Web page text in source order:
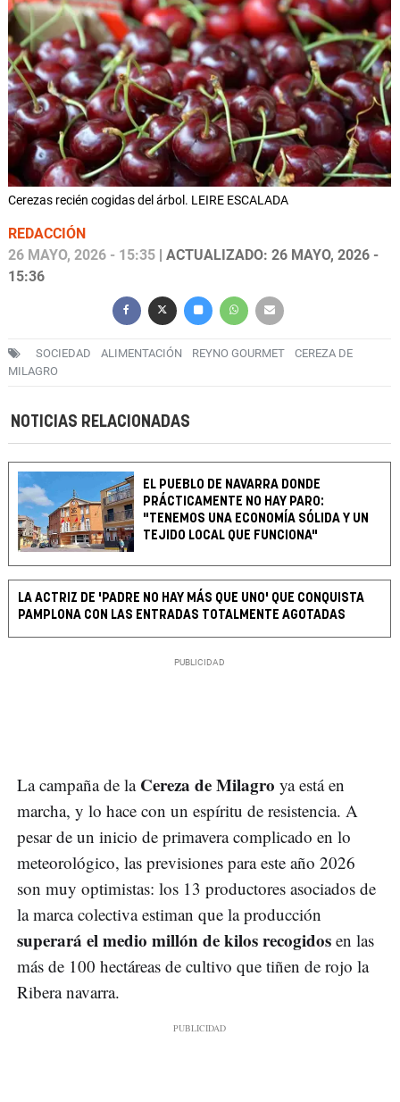
Cerezas recién cogidas del árbol. LEIRE ESCALADA
REDACCIÓN
26 MAYO, 2026 - 15:35 | ACTUALIZADO: 26 MAYO, 2026 -
15:36
SOCIEDAD ALIMENTACIÓN REYNO GOURMET
CEREZA DE
MILAGRO
NOTICIAS RELACIONADAS
EL PUEBLO DE NAVARRA DONDE
PRÁCTICAMENTE NO HAY PARO:
"TENEMOS UNA ECONOMÍA SÓLIDA Y UN
TEJIDO LOCAL QUE FUNCIONA"
LA ACTRIZ DE 'PADRE NO HAY MÁS QUE UNO' QUE CONQUISTA
PAMPLONA CON LAS ENTRADAS TOTALMENTE AGOTADAS
La campaña de la Cereza de Milagro ya está en
marcha, y lo hace con un espíritu de resistencia. A
pesar de un inicio de primavera complicado en lo
meteorológico, las previsiones para este año 2026
son muy optimistas: los 13 productores asociados de
la marca colectiva estiman que la producción
superará el medio millón de kilos recogidos en las
más de 100 hectáreas de cultivo que tiñen de rojo la
Ribera navarra.